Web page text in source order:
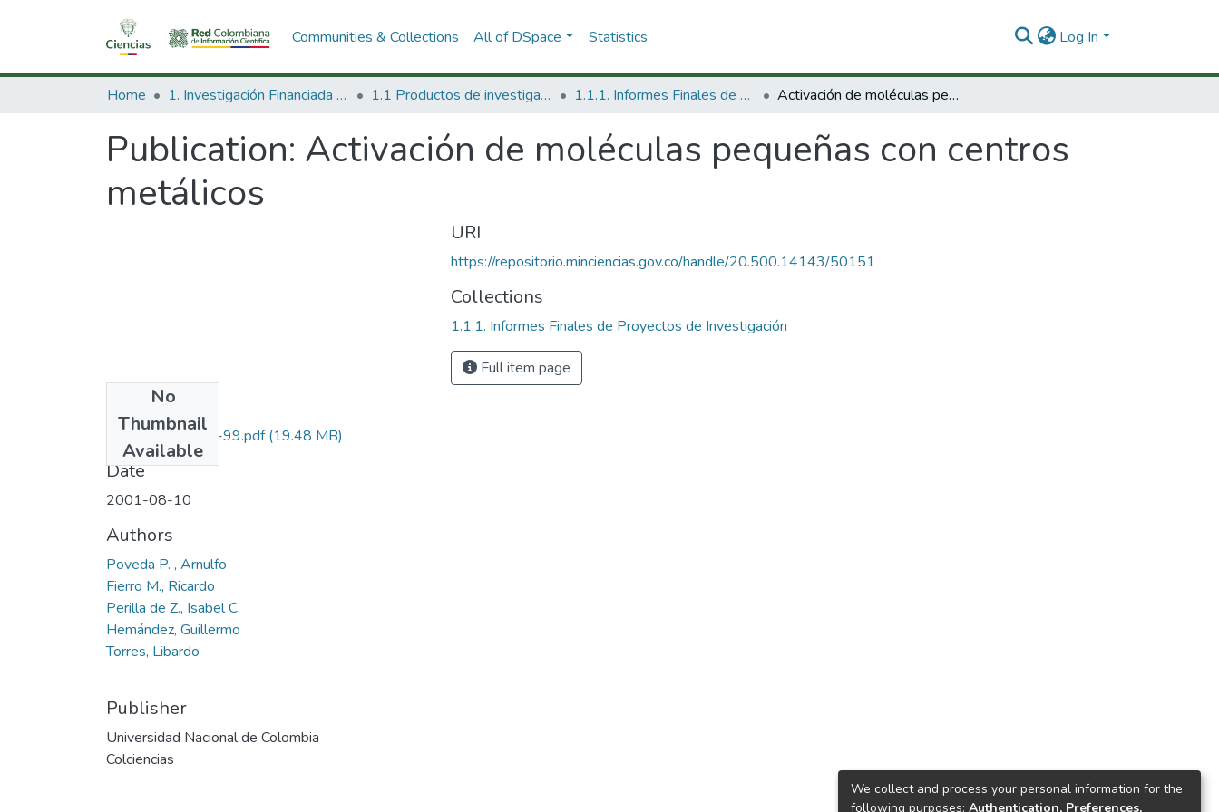
Communities & Collections All of DSpace Statistics Log In
Home 1. Investigación Financiada con Recursos Públicos 1.1 Productos de investigación 1.1.1. Informes Finales de Proyectos de Investigación Activación de moléculas pequeñas con centros metálicos
Publication: Activación de moléculas pequeñas con centros
metálicos
No
Thumbnail
Available
1101-05-273-99.pdf(19.48 MB)
Date
2001-08-10
Authors
Poveda P. , Arnulfo
Fierro M., Ricardo
Perilla de Z., Isabel C.
Hemández, Guillermo
Torres, Libardo
Publisher
Universidad Nacional de Colombia
Colciencias
URI
https://repositorio.minciencias.gov.co/handle/20.500.14143/50151
Collections
1.1.1. Informes Finales de Proyectos de Investigación
Full item page
We collect and process your personal information for the
following purposes: Authentication, Preferences,